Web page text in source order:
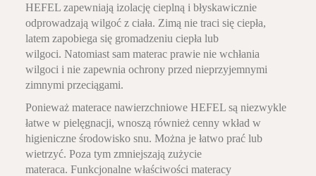
HEFEL zapewniają izolację cieplną i błyskawicznie
odprowadzają wilgoć z ciała. Zimą nie traci się ciepła,
latem zapobiega się gromadzeniu ciepła lub
wilgoci. Natomiast sam materac prawie nie wchłania
wilgoci i nie zapewnia ochrony przed nieprzyjemnymi
zimnymi przeciągami.
Ponieważ materace nawierzchniowe HEFEL są niezwykle
łatwe w pielęgnacji, wnoszą również cenny wkład w
higieniczne środowisko snu. Można je łatwo prać lub
wietrzyć. Poza tym zmniejszają zużycie
materaca. Funkcjonalne właściwości materacy